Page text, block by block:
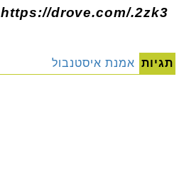
https://drove.com/.2zk3
תגיות אמנת איסטנבול